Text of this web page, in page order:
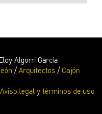
Algorri García
/Arquitectos /Cajón
Aviso legal y términos de uso